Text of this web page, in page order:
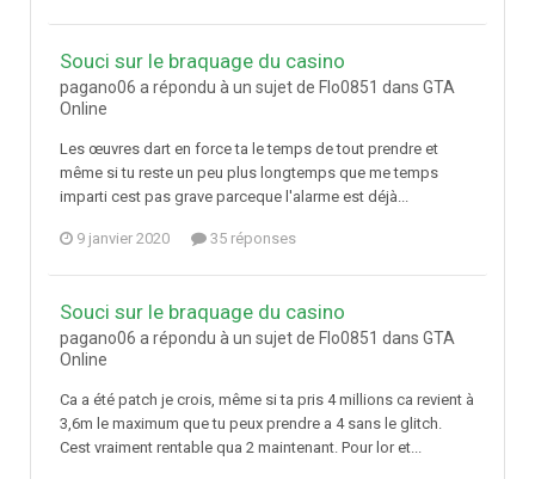
Souci sur le braquage du casino
pagano06 a répondu à un sujet de Flo0851 dans GTA
Online
Les œuvres dart en force ta le temps de tout prendre et
même si tu reste un peu plus longtemps que me temps
imparti cest pas grave parceque l'alarme est déjà...
9 janvier 2020 35 réponses
Souci sur le braquage du casino
pagano06 a répondu à un sujet de Flo0851 dans GTA
Online
Ca a été patch je crois, même si ta pris 4 millions ca revient à
3,6m le maximum que tu peux prendre a 4 sans le glitch.
Cest vraiment rentable qua 2 maintenant. Pour lor et...